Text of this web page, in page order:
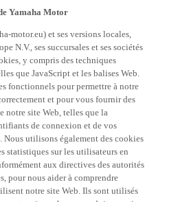
Yamaha Motor
motor.eu) et ses versions locales,
N.V., ses succursales et ses sociétés
y compris des techniques
que JavaScript et les balises Web.
fonctionnels pour permettre à notre
et pour vous fournir des
notre site Web, telles que la
de connexion et de vos
Nous utilisons également des cookies
statistiques sur les utilisateurs en
aux directives des autorités
pour nous aider à comprendre
notre site Web. Ils sont utilisés